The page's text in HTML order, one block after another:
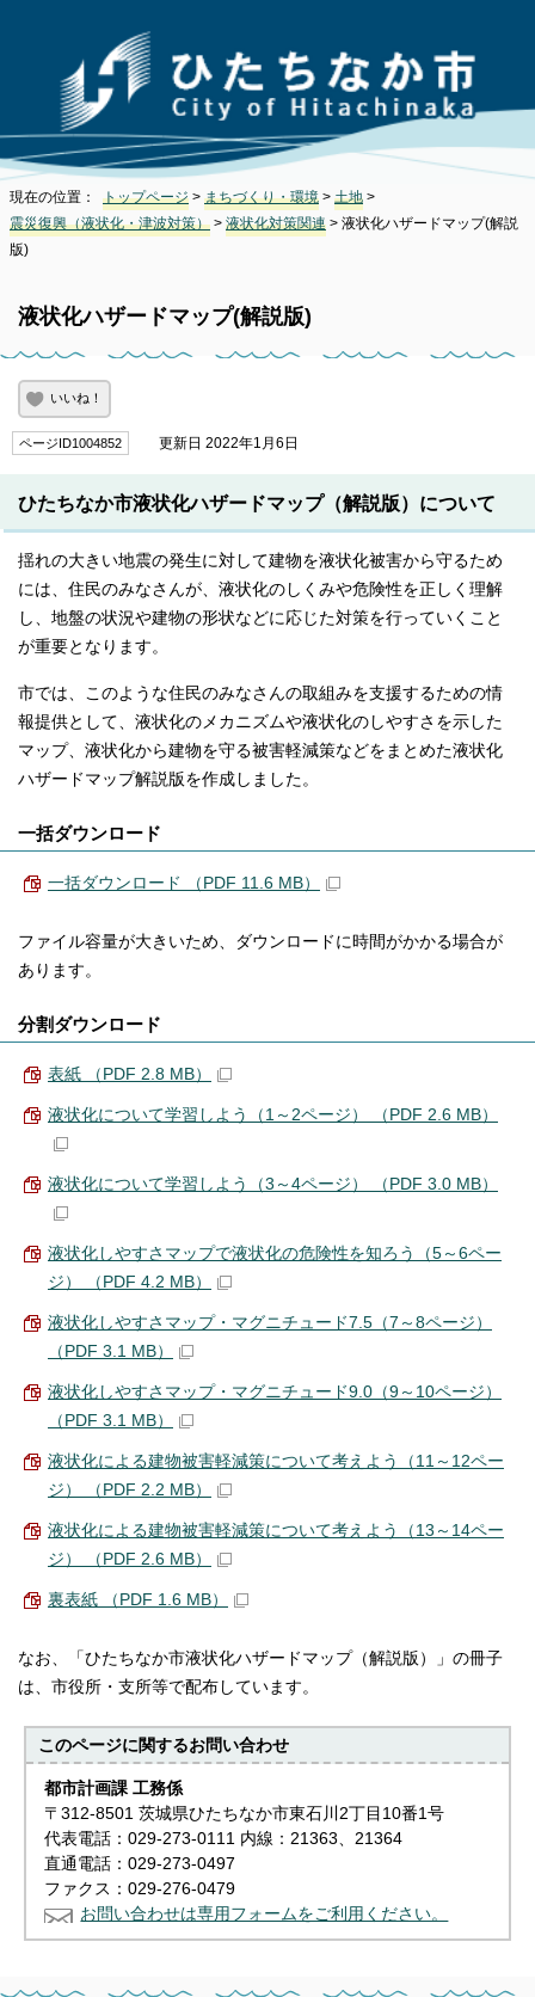
現在の位置： トップページ > まちづくり・環境 > 土地 >
震災復興（液状化・津波対策） > 液状化対策関連 > 液状化ハザードマップ(解説
版)
液状化ハザードマップ(解説版)
いいね！
ページID1004852 更新日 2022年1月6日
ひたちなか市液状化ハザードマップ（解説版）について
揺れの大きい地震の発生に対して建物を液状化被害から守るため
には、住民のみなさんが、液状化のしくみや危険性を正しく理解
し、地盤の状況や建物の形状などに応じた対策を行っていくこと
が重要となります。
市では、このような住民のみなさんの取組みを支援するための情
報提供として、液状化のメカニズムや液状化のしやすさを示した
マップ、液状化から建物を守る被害軽減策などをまとめた液状化
ハザードマップ解説版を作成しました。
一括ダウンロード
一括ダウンロード （PDF 11.6 MB）
ファイル容量が大きいため、ダウンロードに時間がかかる場合が
あります。
分割ダウンロード
表紙 （PDF 2.8 MB）
液状化について学習しよう（1～2ページ） （PDF 2.6 MB）
液状化について学習しよう（3～4ページ） （PDF 3.0 MB）
液状化しやすさマップで液状化の危険性を知ろう（5～6ペー
ジ） （PDF 4.2 MB）
液状化しやすさマップ・マグニチュード7.5（7～8ページ）
（PDF 3.1 MB）
液状化しやすさマップ・マグニチュード9.0（9～10ページ）
（PDF 3.1 MB）
液状化による建物被害軽減策について考えよう（11～12ペー
ジ） （PDF 2.2 MB）
液状化による建物被害軽減策について考えよう（13～14ペー
ジ） （PDF 2.6 MB）
裏表紙 （PDF 1.6 MB）
なお、「ひたちなか市液状化ハザードマップ（解説版）」の冊子
は、市役所・支所等で配布しています。
このページに関するお問い合わせ
都市計画課 工務係
〒312-8501 茨城県ひたちなか市東石川2丁目10番1号
代表電話：029-273-0111 内線：21363、21364
直通電話：029-273-0497
ファクス：029-276-0479
お問い合わせは専用フォームをご利用ください。